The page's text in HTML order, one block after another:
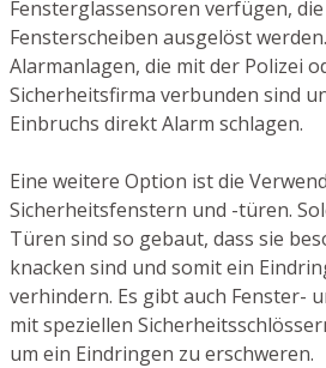
Fensterglassensoren verfügen,
Fensterscheiben ausgelöst
Alarmanlagen, die mit der Polizei
Sicherheitsfirma verbunden sind
Einbruchs direkt Alarm schlagen.
Eine weitere Option ist die
Sicherheitsfenstern und -türen.
Türen sind so gebaut, dass sie
knacken sind und somit ein
verhindern. Es gibt auch Fenster-
mit speziellen
um ein Eindringen zu erschweren.